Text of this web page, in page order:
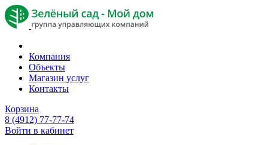
Компания
Объекты
Магазин услуг
Контакты
Корзина
8 (4912) 77-77-74
Войти в кабинет